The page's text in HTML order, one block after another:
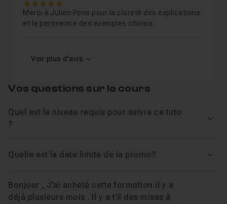
Chapitre 9 : Maîtriser les filtres
Chapitre 11 : Atelier trucage avancé - compositing
Chapitre 12 : Organiser ses fichiers avec Bridge CC
Chapitre 13 : Exportation automatique et
Chapitre 16 : La vidéo dans Photoshop
5
Merci à Julien Pons pour la clareté des explications
et la pertinence des exemples choisis.
Voir plus d'avis
Vos questions sur le cours
Quel est le niveau requis pour suivre ce tuto
?
Quelle est la date limite de la promo?
Bonjour , J'ai acheté cette formation il y a
déjà plusieurs mois . Il y a t'il des mises à